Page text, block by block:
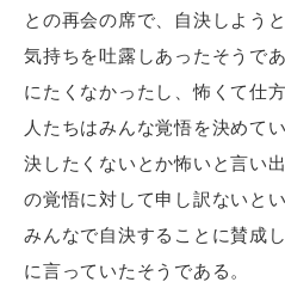
との再会の席で、自決しよう
気持ちを吐露しあったそうで
にたくなかったし、怖くて仕
人たちはみんな覚悟を決めて
決したくないとか怖いと言い
の覚悟に対して申し訳ないと
みんなで自決することに賛成
に言っていたそうである。